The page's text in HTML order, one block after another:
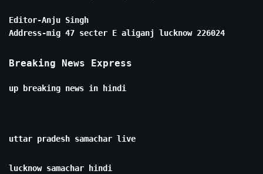
Editor-Anju Singh
Address-mig 47 secter E aliganj lucknow 226024
Breaking News Express
up breaking news in hindi
uttar pradesh samachar live
lucknow samachar hindi